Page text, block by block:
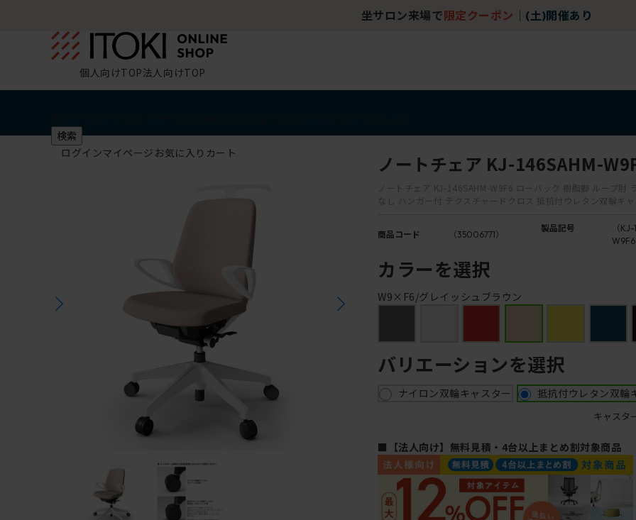
坐サロン来場で 限定クーポン (土)開催あり
個人向けTOP法人向けTOP
検索
ログインマイページ お気に入り カート ノートチェア KJ-146SAHM-
ノートチェア KJ-146SAHM-W9F6 ローバック 樹脂脚 ループ肘
なし ハンガー付 テクスチャードクロス 抵抗付ウレタン双輪キ
商品コード （35006771）
製品記号
（
カラーを選択
W9×F6/グレイッシュブラウン
バリエーションを選択
ナイロン双輪キャスター 抵抗付ウレタン双輪
キャスタ
■【法人向け】無料見積・4台以上まとめ割対象商品